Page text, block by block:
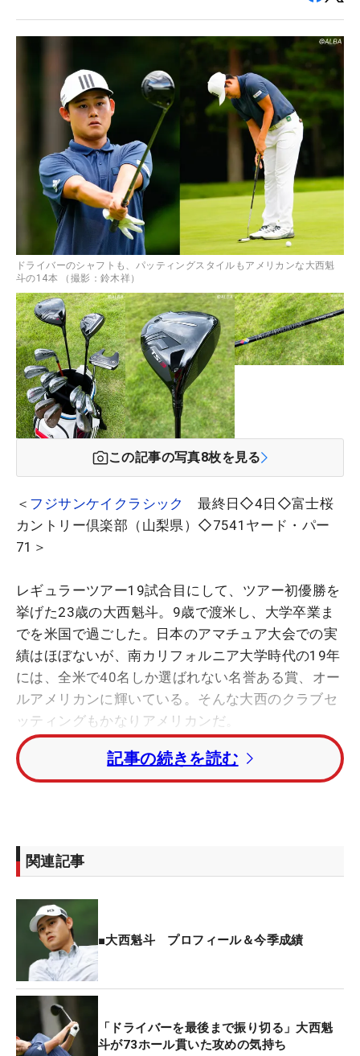
ドライバーのシャフトも、パッティングスタイルもアメリカンな大西魁
斗の14本 （撮影：鈴木祥）
この記事の写真8枚を見る
＜ フジサンケイクラシック
最終日◇4日◇富士桜
カントリー倶楽部（山梨県）◇7541ヤード・パー
71＞
レギュラーツアー19試合目にして、ツアー初優勝を
挙げた23歳の大西魁斗。9歳で渡米し、大学卒業ま
でを米国で過ごした。日本のアマチュア大会での実
績はほぼないが、南カリフォルニア大学時代の19年
には、全米で40名しか選ばれない名誉ある賞、オー
ルアメリカンに輝いている。そんな大西のクラブセ
ッティングもかなりアメリカンだ。
大西魁斗が使うドライバーのシャフトが珍しい【写
真】
ストの『TSi3』で、ロフト10度のヘッドをカチャカ
チャでD1のポジションにしているので、実際のロフ
ライバーも3番ウッドもプロジェクトXの『ハザーダ
ススモークRDX』を使用している。日本ではあまり
聞き慣れないシャフトなのだ。
「ハザーダススモークはアメリカではけっこう使っ
ている選手がいて、硬いといわれているシャフトで
す。日本では硬めのほうかもしれないですけど、ア
記事の続きを読む
関連記事
■大西魁斗 プロフィール＆今季成績
「ドライバーを最後まで振り切る」大西魁
斗が73ホール貫いた攻めの気持ち